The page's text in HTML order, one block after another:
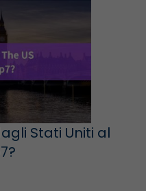
Stati Uniti al